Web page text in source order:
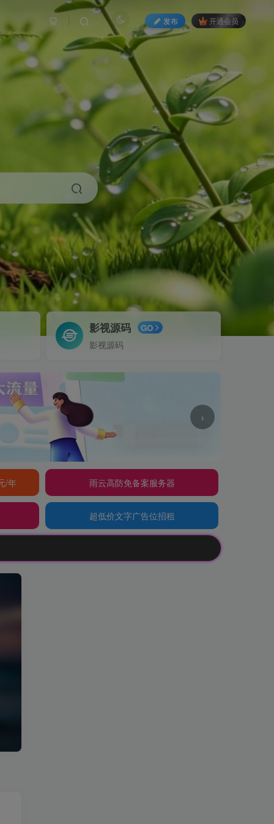
发布 开通会员
影视源码 GO
影视源码
›
/年 雨云高防免备案服务器
超低价文字广告位招租